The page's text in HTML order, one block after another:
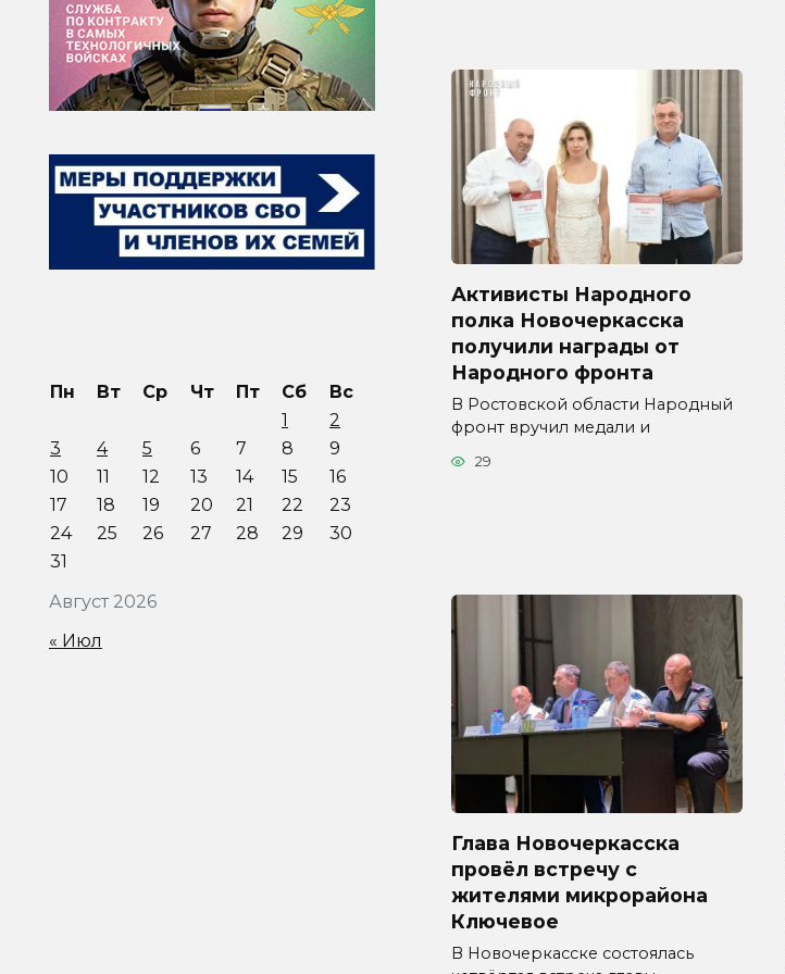
Активисты Народного
полка Новочеркасска
получили награды от
Народного фронта
В Ростовской области Народный
фронт вручил медали и
29
Глава Новочеркасска
провёл встречу с
жителями микрорайона
Ключевое
В Новочеркасске состоялась
Август 2026
Пн Вт Ср Чт Пт Сб
Вс
1
2
3
4 5 6 7 8
9
10
11 12 13 14 15
16
17
18 19 20 21 22
23
24
25 26 27 28 29
30
31
« Июл